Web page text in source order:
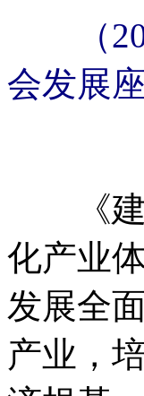
（
会发展
《建
化产业
发展全
产业，